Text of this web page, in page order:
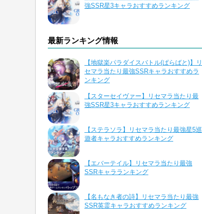
強SSR星3キャラおすすめランキング
最新ランキング情報
【地獄楽パラダイスバトル(ぱらばと)】リ
セマラ当たり最強SSRキャラおすすめラ
ンキング
【スターセイヴァー】リセマラ当たり最
強SSR星3キャラおすすめランキング
【ステラソラ】リセマラ当たり最強星5巡
遊者キャラおすすめランキング
【エバーテイル】リセマラ当たり最強
SSRキャラランキング
【名もなき者の詩】リセマラ当たり最強
SSR英霊キャラおすすめランキング